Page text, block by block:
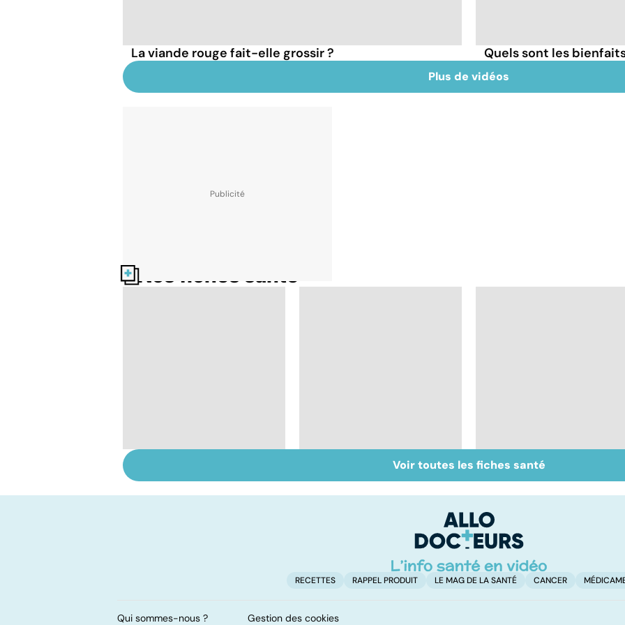
La viande rouge fait-elle grossir ? Quels sont les
Plus de vidéos
Nos fiches santé
infections
Inflammation des
amygdales : que faire
Suicide : prévenir le
passage à l'acte
Voir toutes les fiches santé
RECETTES RAPPEL PRODUIT LE MAG DE LA SANTÉ CANCER
Qui sommes-nous ? Gestion des cookies